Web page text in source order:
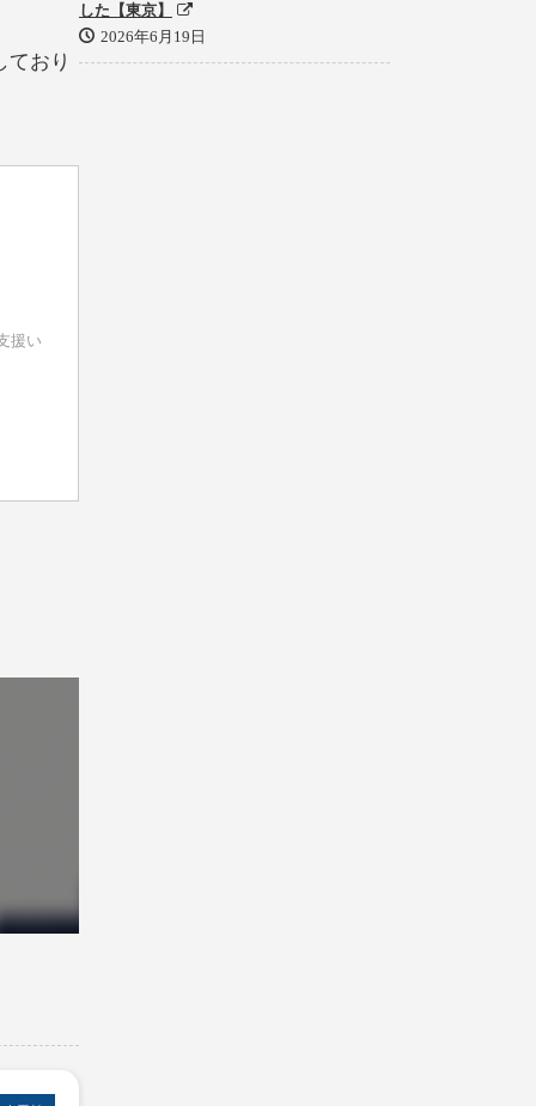
ており
援い
した【東京】
2026年6月19日